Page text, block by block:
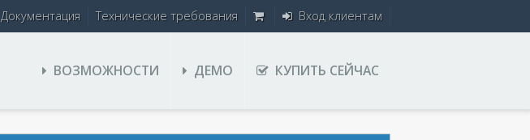
Документация Технические требования Вход клиентам
ВОЗМОЖНОСТИ ДЕМО КУПИТЬ СЕЙЧАС